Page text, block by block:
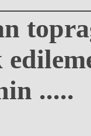
.....